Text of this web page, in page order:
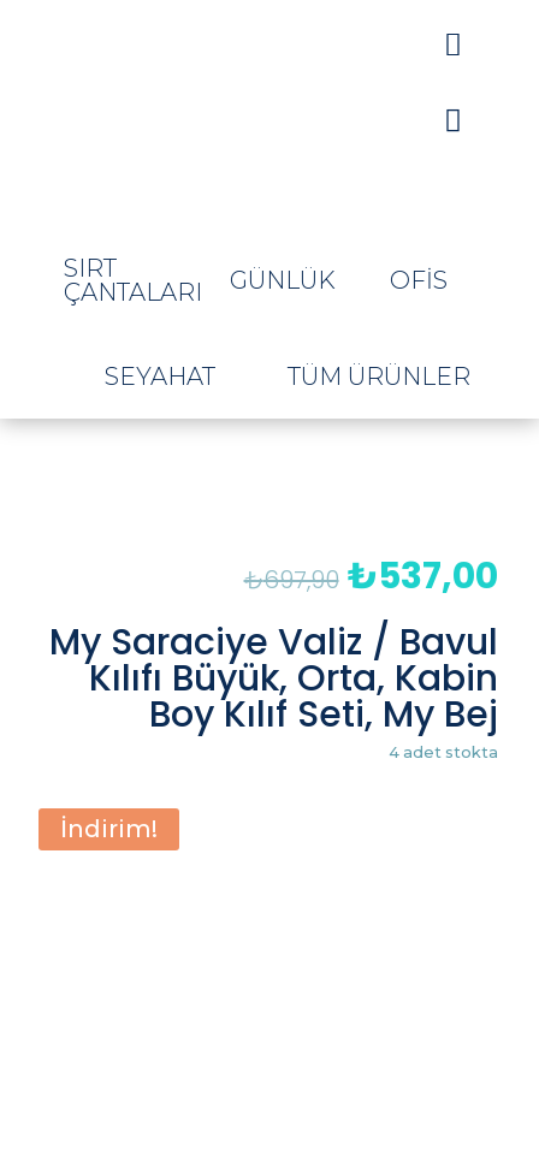


SIRT
ÇANTALARI
GÜNLÜK OFIS
SEYAHAT TÜM ÜRÜNLER
₺697,90 Orijinal
fiyat:
₺697,90.
₺537,00Şu
My Saraciye Valiz / Bavul
Kılıfı Büyük, Orta, Kabin
Boy Kılıf Seti, My Bej
4 adet stokta
İndirim!